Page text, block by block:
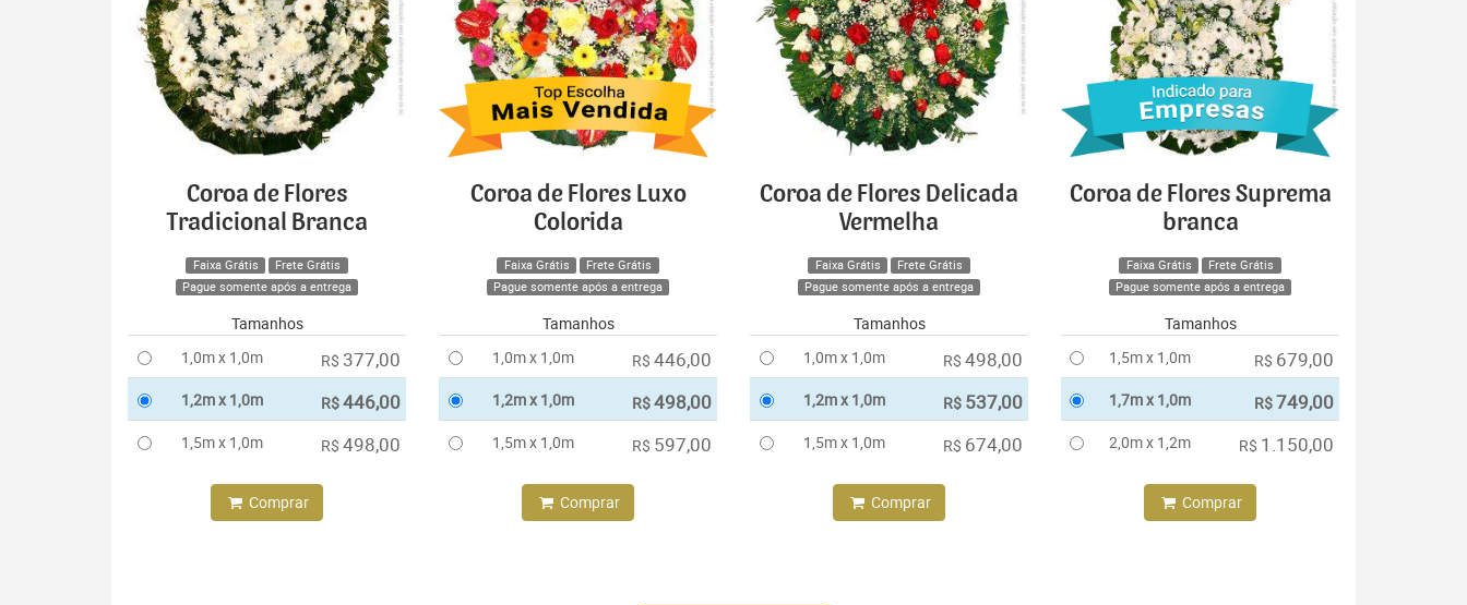
Coroa de Flores
Tradicional Branca
Faixa Grátis
Frete Grátis
Pague somente após a entrega
Tamanhos
1,0m x 1,0m
R$ 377,00
1,2m x 1,0m R$446,00
1,5m x 1,0m R$ 498,00
Comprar
Coroa de Flores Luxo
Colorida
Faixa Grátis
Frete Grátis
Pague somente após a entrega
Tamanhos
1,0m x 1,0m
R$ 446,00
1,2m x 1,0m R$498,00
1,5m x 1,0m R$ 597,00
Comprar
Coroa de Flores Delicada
Vermelha
Faixa Grátis
Frete Grátis
Pague somente após a entrega
Tamanhos
1,0m x 1,0m
R$ 498,00
1,2m x 1,0m R$ 537,00
1,5m x 1,0m R$ 674,00
Comprar
Coroa de Flores Suprema
branca
Faixa Grátis
Frete Grátis
Pague somente após a entrega
Tamanhos
1,5m x 1,0m
R$ 679,00
1,7m x 1,0m R$749,00
2,0m x 1,2m R$ 1.150,00
Comprar